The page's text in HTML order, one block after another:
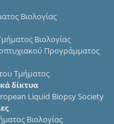
Βιολογίας
Βιολογίας
Προγράμματος
Τμήματος
δίκτυα
Liquid Biopsy Society
Βιολογίας